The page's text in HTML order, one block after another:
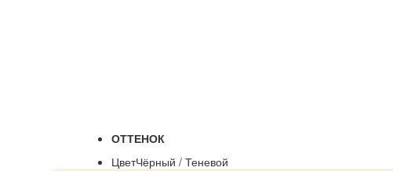
ОТТЕНОК
ЦветЧёрный / Теневой